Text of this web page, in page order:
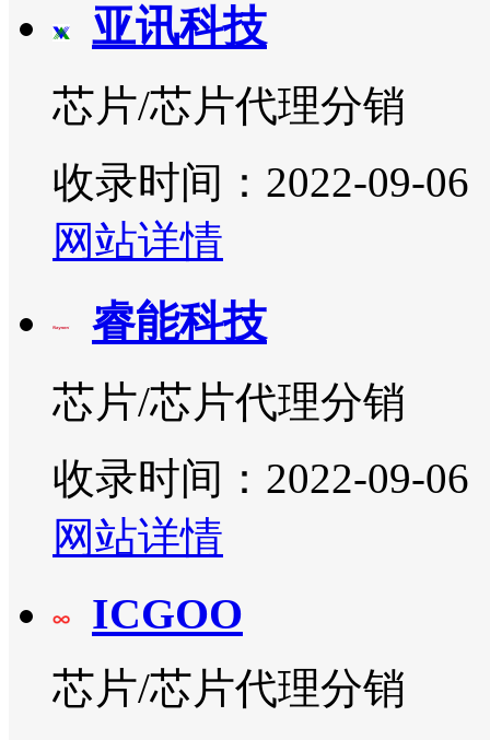
亚讯科技
芯片/芯片代理分销
收录时间：2022-09-06
网站详情
睿能科技
芯片/芯片代理分销
收录时间：2022-09-06
网站详情
ICGOO
芯片/芯片代理分销